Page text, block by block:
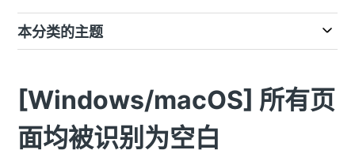
本分类的主题
[Windows/macOS] 所有页
面均被识别为空白